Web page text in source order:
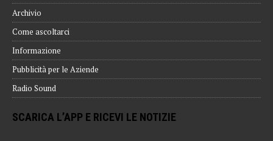
Archivio
Come ascoltarci
Informazione
Pubblicità per le Aziende
Radio Sound
SCARICA L’APP E RICEVI LE NOTIZIE